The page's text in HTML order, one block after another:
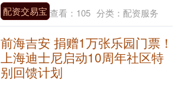
配资交易宝 查看： 105 分类： 配资服务
前海吉安 捐赠1万张乐园门票！
上海迪士尼启动10周年社区特
别回馈计划